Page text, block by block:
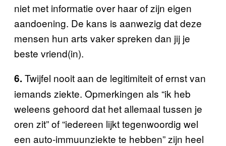
niet met informatie over haar of zijn eigen
aandoening. De kans is aanwezig dat deze
mensen hun arts vaker spreken dan jij je
beste vriend(in).
6. Twijfel nooit aan de legitimiteit of ernst van
iemands ziekte. Opmerkingen als “ik heb
weleens gehoord dat het allemaal tussen je
oren zit” of “iedereen lijkt tegenwoordig wel
een auto-immuunziekte te hebben” zijn heel